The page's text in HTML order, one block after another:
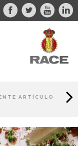
ARTÍCULO